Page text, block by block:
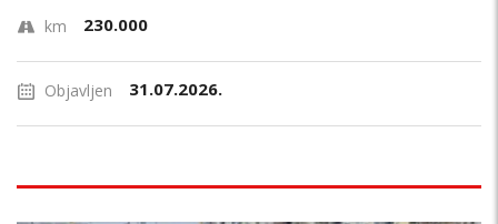
km 230.000
Objavljen 31.07.2026.